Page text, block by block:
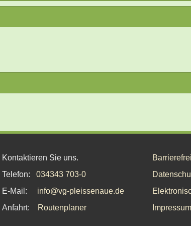
Ihr Anliegen analleRatsmitglieder gleichzeitig
statt. Weiterhin wird der Gemeinderat
des Beratungsgegenstands verlangt.
des Gemeindehauses in Haselbach. Sie haben
vorab in der Rubrik "Öffentliche
Kontaktieren Sie uns.
Telefon:034343 703-0
E-Mail: info@vg-pleissenaue.de
Anfahrt: Routenplaner
Impressum